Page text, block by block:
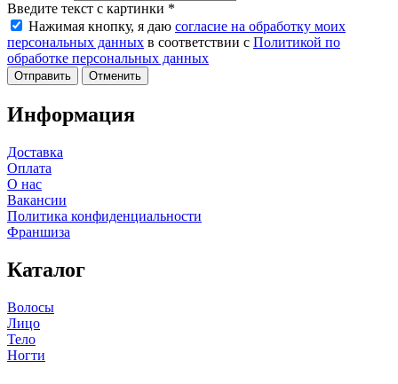
Введите текст с картинки *
Нажимая кнопку, я даю согласие на обработку моих
персональных данных в соответствии с Политикой по
обработке персональных данных
Отменить
Информация
Доставка
Оплата
О нас
Вакансии
Политика конфиденциальности
Франшиза
Каталог
Волосы
Лицо
Тело
Ногти